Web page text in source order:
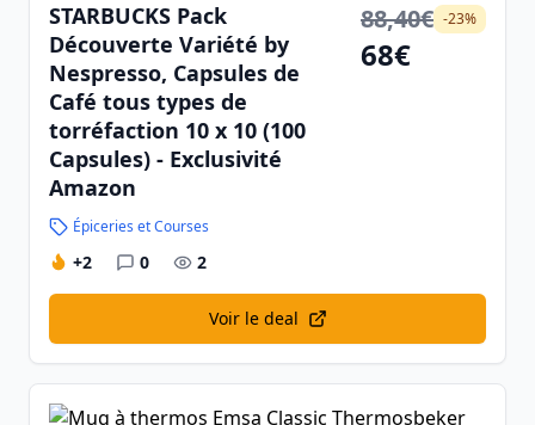
STARBUCKS Pack
Découverte Variété by
Nespresso, Capsules de
Café tous types de
torréfaction 10 x 10 (100
Capsules) - Exclusivité
Amazon
Épiceries et Courses
88,40€ -23%
68€
+2 0 2
Voir le deal